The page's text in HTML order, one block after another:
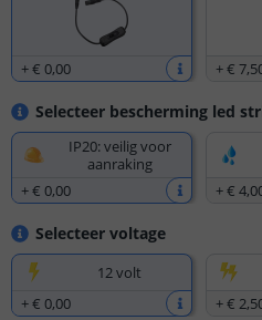
+€ 0,00 +€ 7,
Selecteer bescherming led
IP20: veilig voor
aanraking
+€ 0,00
+€ 4,
Selecteer voltage
12 volt
+€ 0,00
+€ 2,